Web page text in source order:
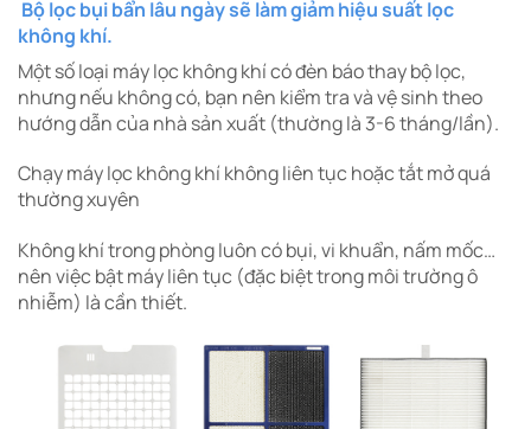
Bộ lọc bụi bẩn lâu ngày sẽ làm giảm hiệu suất lọc
không khí.
Một số loại máy lọc không khí có đèn báo thay bộ lọc,
nhưng nếu không có, bạn nên kiểm tra và vệ sinh theo
hướng dẫn của nhà sản xuất (thường là 3-6 tháng/lần).
Chạy máy lọc không khí không liên tục hoặc tắt mở quá
thường xuyên
Không khí trong phòng luôn có bụi, vi khuẩn, nấm mốc…
nên việc bật máy liên tục (đặc biệt trong môi trường ô
nhiễm) là cần thiết.